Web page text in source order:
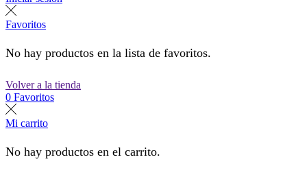
Favoritos
No hay productos en la lista de favoritos.
Volver a la tienda
0 Favoritos
Mi carrito
No hay productos en el carrito.